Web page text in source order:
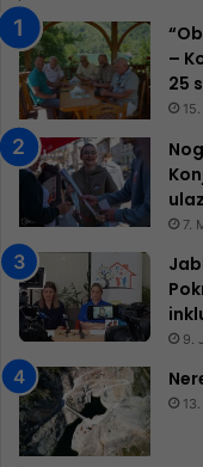
–
25
7.
9.